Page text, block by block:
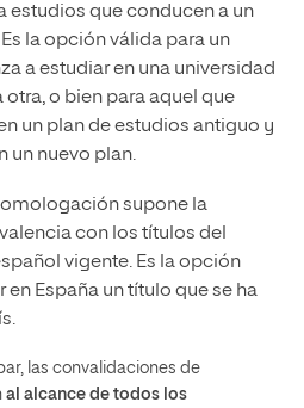
estudios que conducen a un
la opción válida para un
a estudiar en una universidad
otra, o bien para aquel que
un plan de estudios antiguo y
un nuevo plan.
supone la
con los títulos del
vigente. Es la opción
España un título que se ha
las convalidaciones de
al alcance de todos los